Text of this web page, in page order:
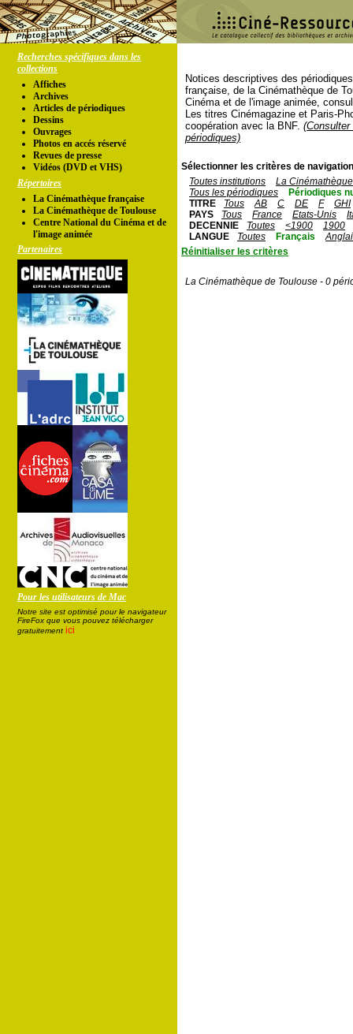
Recherches spécifiques dans les
collections
Affiches
Archives
Articles de périodiques
Dessins
Ouvrages
Photos en accés réservé
Revues de presse
Vidéos (DVD et VHS)
Répertoires
La Cinémathèque française
La Cinémathèque de Toulouse
Centre National du Cinéma et de
l'image animée
Partenaires
Pour les utilisateurs de Mac
Notre site est optimisé pour le navigateur
FireFox que vous pouvez télécharger
gratuitement ici
Notices descriptives des
française, de la Cinémathèque de
Cinéma et de l'image animée,
Les titres Cinémagazine et Paris-
coopération avec la BNF.
périodiques)
Sélectionner les critères de
Toutes institutions
La
Tous les périodiques
Périodiques
TITRE
Tous AB C DE F
GHI
PAYS
Tous France Etats-Unis
DECENNIE
Toutes <1900
1900
LANGUE
Toutes Français
Réinitialiser les critères
La Cinémathèque de Toulouse - 0